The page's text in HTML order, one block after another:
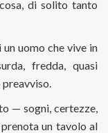
di solito tanto
uomo che vive in
fredda, quasi
preavviso.
— sogni, certezze,
un tavolo al